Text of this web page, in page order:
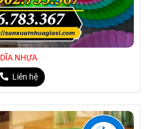
DĨA NHỰA
Liên hệ